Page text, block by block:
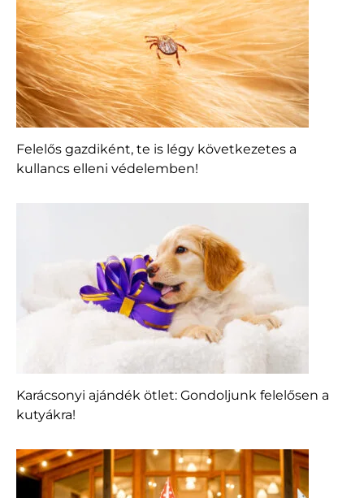
Felelős gazdiként, te is légy következetes a
kullancs elleni védelemben!
Karácsonyi ajándék ötlet: Gondoljunk felelősen a
kutyákra!